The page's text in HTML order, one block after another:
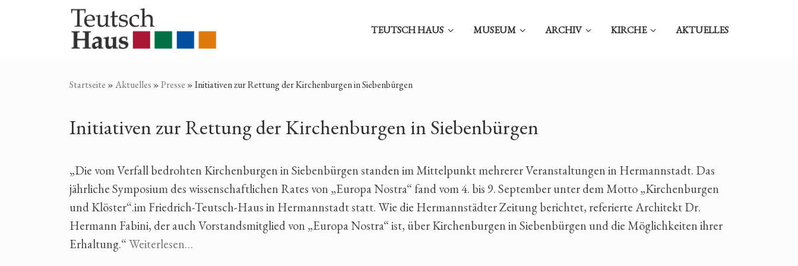
Zum Inhalt springen
TEUTSCH HAUS MUSEUM ARCHIV KIRCHE AKTUELLES
Startseite »Aktuelles »Presse »Initiativen zur Rettung der Kirchenburgen in Siebenbürgen
Initiativen zur Rettung der Kirchenburgen in Siebenbürgen
„Die vom Verfall bedrohten Kirchenburgen in Siebenbürgen standen im Mittelpunkt mehrerer Veranstaltungen in Hermannstadt. Das
jährliche Symposium des wissenschaftlichen Rates von „Europa Nostra“ fand vom 4. bis 9. September unter dem Motto „Kirchenburgen
und Klöster“.im Friedrich-Teutsch-Haus in Hermannstadt statt. Wie die Hermannstädter Zeitung berichtet, referierte Architekt Dr.
Hermann Fabini, der auch Vorstandsmitglied von „Europa Nostra“ ist, über Kirchenburgen in Siebenbürgen und die Möglichkeiten ihrer
Erhaltung.“Weiterlesen…